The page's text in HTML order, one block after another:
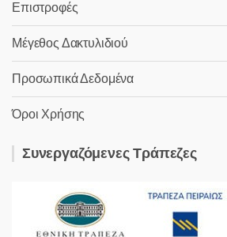
Επιστροφές
Μέγεθος Δακτυλιδιού
Προσωπικά Δεδομένα
Όροι Χρήσης
Συνεργαζόμενες Τράπεζες